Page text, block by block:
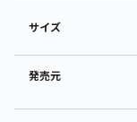
サイズ
発売元